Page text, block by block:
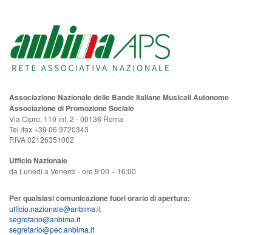
Associazione Nazionale delle Bande Italiane Musicali Autonome
Associazione di Promozione Sociale
Via Cipro, 110 int. 2 - 00136 Roma
Tel./fax +39 06 3720343
P.IVA 02126351002
Ufficio Nazionale
da Lunedi a Venerdi - ore 9:00 ÷ 16:00
Per qualsiasi comunicazione fuori orario di apertura:
ufficio.nazionale@anbima.it
segretario@anbima.it
segretario@pec.anbima.it